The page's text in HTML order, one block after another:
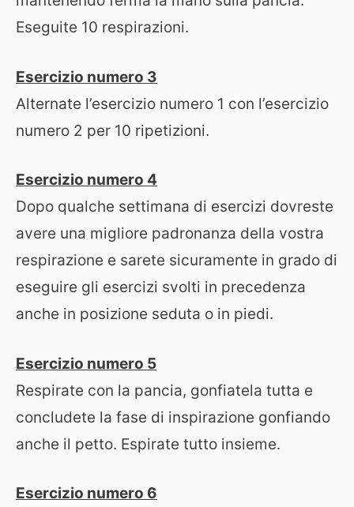
Eseguite 10 respirazioni.
Esercizio numero 3
Alternate l’esercizio numero 1 con l’esercizio
numero 2 per 10 ripetizioni.
Esercizio numero 4
Dopo qualche settimana di esercizi dovreste
avere una migliore padronanza della vostra
respirazione e sarete sicuramente in grado di
eseguire gli esercizi svolti in precedenza
anche in posizione seduta o in piedi.
Esercizio numero 5
Respirate con la pancia, gonfiatela tutta e
concludete la fase di inspirazione gonfiando
anche il petto. Espirate tutto insieme.
Esercizio numero 6